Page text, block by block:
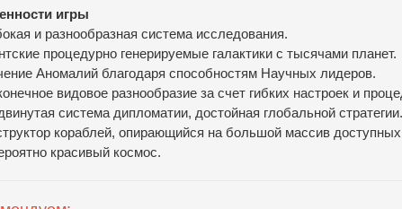
игры
и разнообразная система исследования.
процедурно генерируемые галактики с тысячами планет.
Аномалий благодаря способностям Научных лидеров.
видовое разнообразие за счет гибких настроек и
система дипломатии, достойная глобальной стратегии.
кораблей, опирающийся на большой массив доступных
красивый космос.